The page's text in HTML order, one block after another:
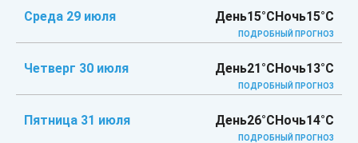
Среда 29 июля День15°CНочь15°C
ПОДРОБНЫЙ ПРОГНОЗ
Четверг 30 июля День21°CНочь13°C
ПОДРОБНЫЙ ПРОГНОЗ
Пятница 31 июля День26°CНочь14°C
ПОДРОБНЫЙ ПРОГНОЗ